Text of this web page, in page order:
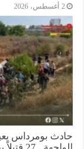
بومرداس يعيد